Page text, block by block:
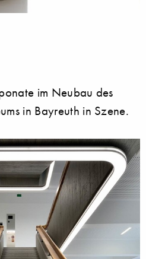
im Neubau des
in Bayreuth in Szene.